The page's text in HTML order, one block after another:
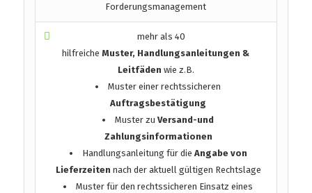
Forderungsmanagement
mehr als 40
hilfreicheMuster, Handlungsanleitungen &
Leitfäden wie z.B.
Muster einer rechtssicheren
Auftragsbestätigung
Muster zuVersand-und
Zahlungsinformationen
Handlungsanleitung für die Angabe von
Lieferzeiten nach der aktuell gültigen Rechtslage
Muster für den rechtssicheren Einsatz eines